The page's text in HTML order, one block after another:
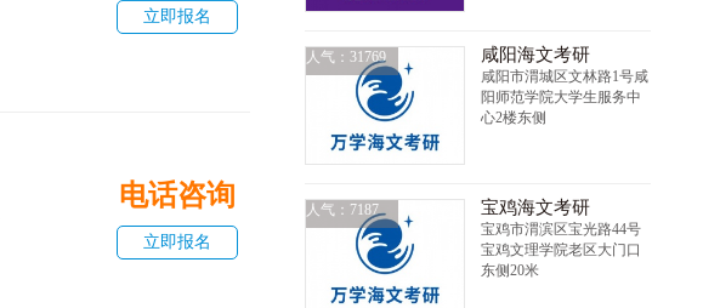
立即报名
电话咨询
立即报名
人气：31769 咸阳海文考研
咸阳市渭城区文林路1号咸
阳师范学院大学生服务中
心2楼东侧
人气：7187 宝鸡海文考研
宝鸡市渭滨区宝光路44号
宝鸡文理学院老区大门口
东侧20米